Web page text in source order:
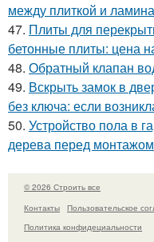
между плиткой и
47. Плиты для
бетонные плиты: цена
48. Обратный клапан
49. Вскрыть замок в
без ключа: если
50. Устройство пола в
дерева перед монтажом
© 2026 Строить все
Контакты
Пользовательское
Политика конфидециальности